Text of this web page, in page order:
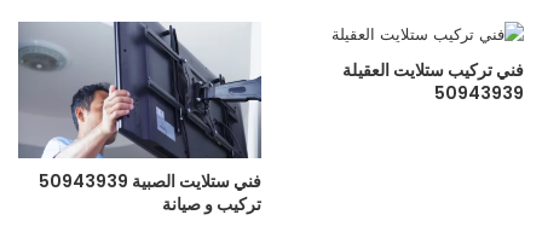
فني تركيب ستلايت العقيلة
50943939
فني ستلايت الصبية 50943939
تركيب و صيانة